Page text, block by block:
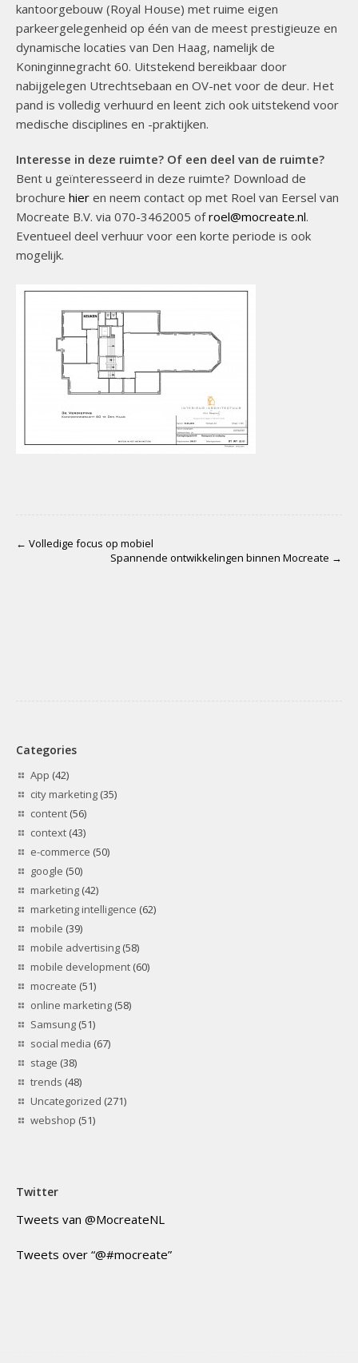
kantoorgebouw (Royal House) met ruime eigen
parkeergelegenheid op één van de meest prestigieuze en
dynamische locaties van Den Haag, namelijk de
Koninginnegracht 60. Uitstekend bereikbaar door
nabijgelegen Utrechtsebaan en OV-net voor de deur. Het
pand is volledig verhuurd en leent zich ook uitstekend voor
medische disciplines en -praktijken.
Interesse in deze ruimte? Of een deel van de ruimte?
Bent u geïnteresseerd in deze ruimte? Download de
brochure hier en neem contact op met Roel van Eersel van
Mocreate B.V. via 070-3462005 ofroel@mocreate.nl.
Eventueel deel verhuur voor een korte periode is ook
mogelijk.
← Volledige focus op mobiel
Spannende ontwikkelingen binnen Mocreate →
Categories
App (42)
city marketing (35)
content (56)
context (43)
e-commerce (50)
google (50)
marketing (42)
marketing intelligence (62)
mobile (39)
mobile advertising (58)
mobile development (60)
mocreate (51)
online marketing (58)
Samsung (51)
social media (67)
stage (38)
trends (48)
Uncategorized (271)
webshop (51)
Twitter
Tweets van @MocreateNL
Tweets over “@#mocreate”